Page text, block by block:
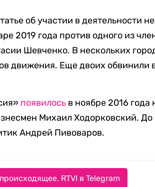
об участии в деятельности
2019 года против одного из
Шевченко. В нескольких
движения. Еще двоих обвинили
появилось в ноябре 2016
Михаил Ходорковский. До
Андрей Пивоваров.
RTVI в Telegram